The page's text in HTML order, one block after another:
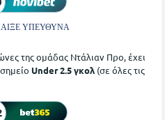
ΥΠΕΥΘΥΝΑ
της ομάδας Ντάλιαν Προ, έχει
Under 2.5 γκολ (σε όλες τις